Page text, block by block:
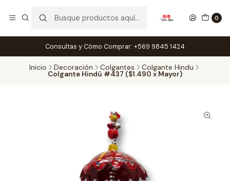
0
Consultas y Cómo Comprar: +569 9845 1424
Inicio Decoración Colgantes Colgante Hindu
Colgante Hindú #437 ($1.490 x Mayor)